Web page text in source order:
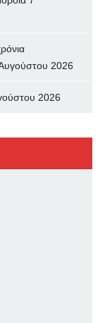
2026
2026